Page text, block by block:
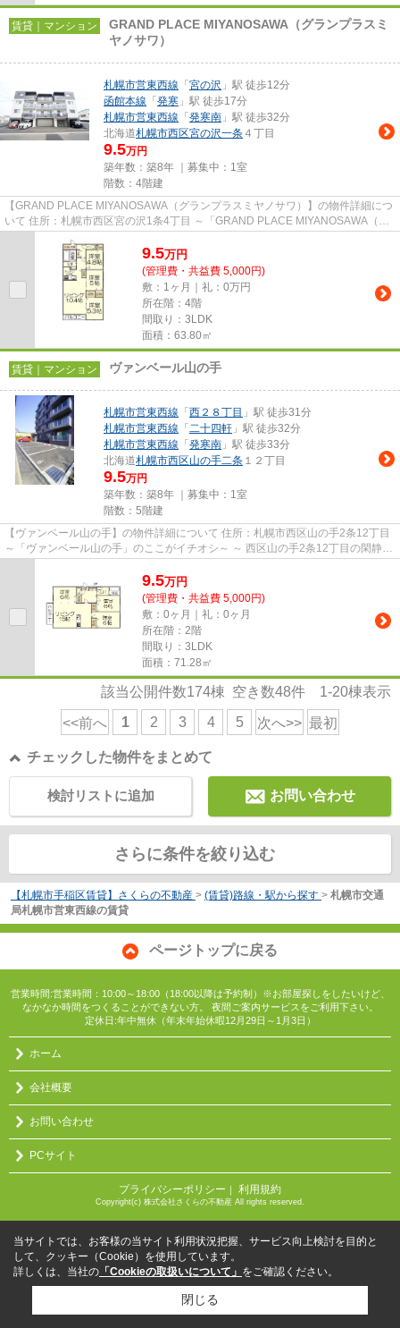
賃貸｜マンション
GRAND PLACE MIYANOSAWA（グランプラスミ
ヤノサワ）
札幌市営東西線 「 宮の沢 」駅 徒歩12分
函館本線 「 発寒 」駅 徒歩17分
札幌市営東西線 「 発寒南 」駅 徒歩32分
北海道札幌市西区宮の沢一条 ４丁目
9.5万円
築年数：築8年 ｜募集中： 1室
階数：4階建
【GRAND PLACE MIYANOSAWA（グランプラスミヤノサワ）】の物件詳細につ
いて 住所：札幌市西区宮の沢1条4丁目 ～「GRAND PLACE MIYANOSAWA（グ
9.5万円
(管理費・共益費 5,000円)
敷：1ヶ月｜礼：0万円
所在階：4階
間取り：3LDK
面積：63.80㎡
賃貸｜マンション ヴァンベール山の手
札幌市営東西線 「 西２８丁目 」駅 徒歩31分
札幌市営東西線 「 二十四軒 」駅 徒歩32分
札幌市営東西線 「 発寒南 」駅 徒歩33分
北海道札幌市西区山の手二条 １２丁目
9.5万円
築年数：築8年 ｜募集中： 1室
階数：5階建
【ヴァンベール山の手】の物件詳細について 住所：札幌市西区山の手2条12丁目
～「ヴァンベール山の手」のここがイチオシ～ ～ 西区山の手2条12丁目の閑静な
9.5万円
(管理費・共益費 5,000円)
敷：0ヶ月｜礼：0ヶ月
所在階：2階
間取り：3LDK
面積：71.28㎡
該当公開件数174棟 空き数48件 1-20棟表示
<<前へ 1 2 3 4 5 次へ>> 最初
チェックした物件をまとめて
お問い合わせ
検討リストに追加
さらに条件を絞り込む
【札幌市手稲区賃貸】さくらの不動産 > (賃貸)路線・駅から探す > 札幌市交通
局札幌市営東西線の賃貸
ページトップに戻る
営業時間:営業時間：10:00～18:00（18:00以降は予約制）※お部屋探しをしたいけど、
なかなか時間をつくることができない方。 夜間ご案内サービスをご利用下さい。
定休日:年中無休（年末年始休暇12月29日～1月3日）
ホーム
会社概要
お問い合わせ
PCサイト
プライバシーポリシー ｜ 利用規約
Copyright(c) 株式会社さくらの不動産 All rights reserved.
当サイトでは、お客様の当サイト利用状況把握、サービス向上検討を目的と
して、クッキー（Cookie）を使用しています。
詳しくは、当社の 「Cookieの取扱いについて」 をご確認ください。
閉じる